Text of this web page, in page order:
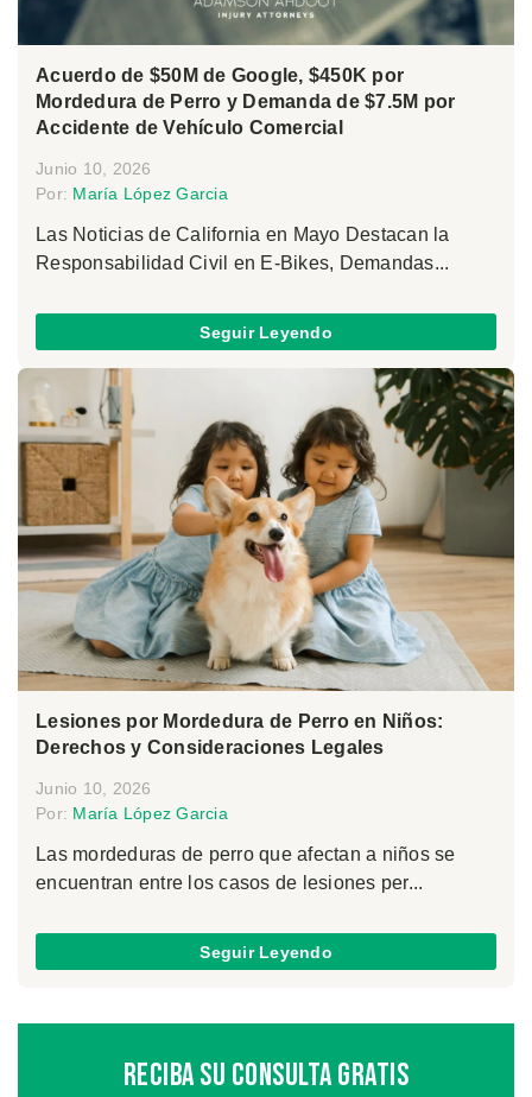
Acuerdo de $50M de Google, $450K por
Mordedura de Perro y Demanda de $7.5M por
Accidente de Vehículo Comercial
Junio 10, 2026
Por: María López Garcia
Las Noticias de California en Mayo Destacan la
Responsabilidad Civil en E-Bikes, Demandas...
Seguir Leyendo
Lesiones por Mordedura de Perro en Niños:
Derechos y Consideraciones Legales
Junio 10, 2026
Por: María López Garcia
Las mordeduras de perro que afectan a niños se
encuentran entre los casos de lesiones per...
Seguir Leyendo
Reciba Su Consulta Gratis